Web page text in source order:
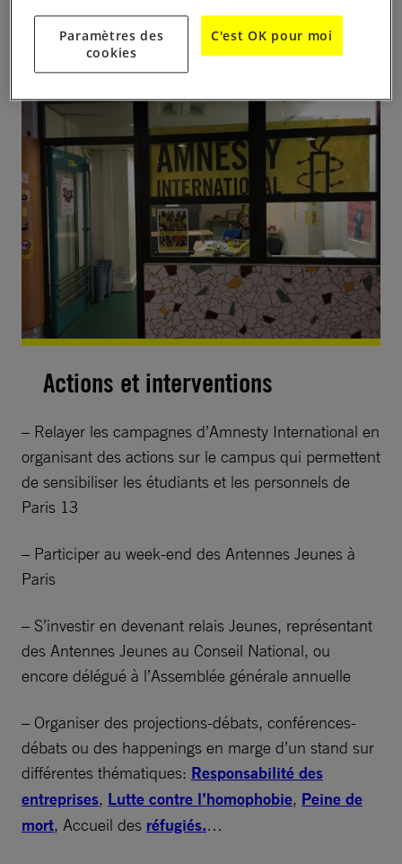
Réunions une fois par semaine à l’université.
Actions et interventions
– Relayer les campagnes d’Amnesty International en
organisant des actions sur le campus qui permettent
de sensibiliser les étudiants et les personnels de
Paris 13
– Participer au week-end des Antennes Jeunes à
Paris
– S’investir en devenant relais Jeunes, représentant
des Antennes Jeunes au Conseil National, ou
encore délégué à l’Assemblée générale annuelle
– Organiser des projections-débats, conférences-
débats ou des happenings en marge d’un stand sur
différentes thématiques: Responsabilité des
entreprises, Lutte contre l’homophobie, Peine de
mort, Accueil des réfugiés.…
Paramètres des
cookies
C'est OK pour moi